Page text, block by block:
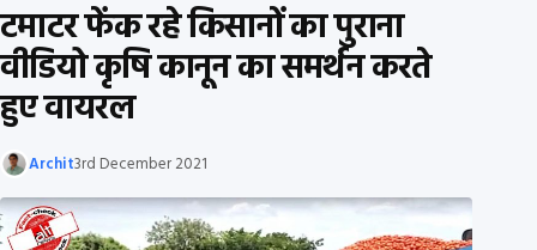
टमाटर फेंक रहे किसानों का पुराना
वीडियो कृषि कानून का समर्थन करते
हुए वायरल
Archit3rd December 2021